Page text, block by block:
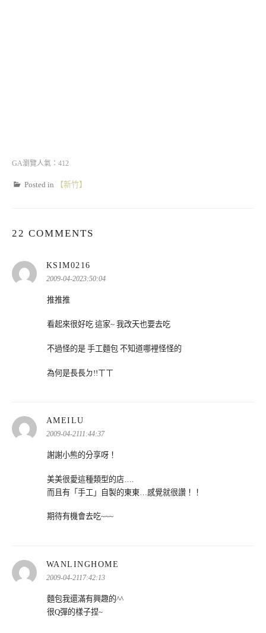
GA瀏覽人氣：412
Posted in 【新竹】
22 COMMENTS
KSIM0216
示:
2009-04-2023:50:04
推推推
看起來很好吃 這家~ 我改天也要去吃
不過怪的是 手工麵包 不知道哪裡怪怪的
為何是長長ㄉ!!ㄒㄒ
AMEILU
示:
2009-04-2111:44:37
謝謝小熊的分享呀！
美美很愛這種類型的店….
而且有「手工」自製的東東…感覺就很讚！！
期待有機會去吃~~~
WANLINGHOME
2009-04-2117:42:13
麵包我還滿有興趣的^^
很Q彈的樣子捏~